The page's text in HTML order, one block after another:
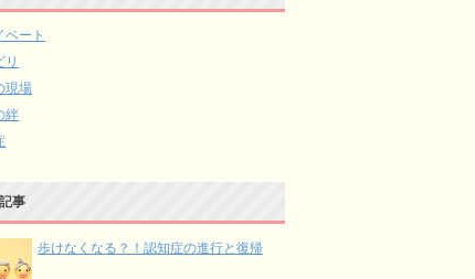
ベート
リ
現場
絆
事
歩けなくなる？！認知症の進行と復帰